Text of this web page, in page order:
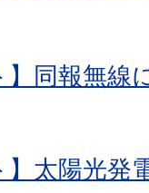
】同報無線
】太陽光発